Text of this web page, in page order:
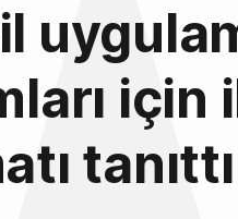
için
tanıttı